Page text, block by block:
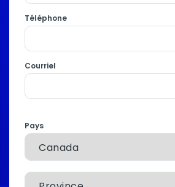
Téléphone
Courriel
Pays